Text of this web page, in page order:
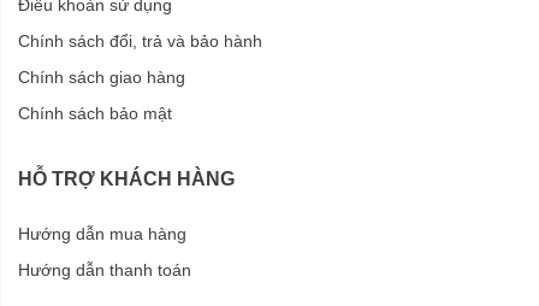
Điều khoản sử dụng
Chính sách đổi, trả và bảo hành
Chính sách giao hàng
Chính sách bảo mật
HỖ TRỢ KHÁCH HÀNG
Hướng dẫn mua hàng
Hướng dẫn thanh toán